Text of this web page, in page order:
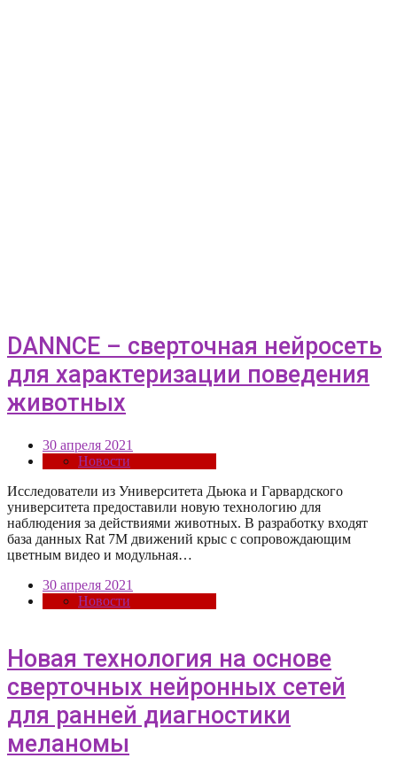
DANNCE – сверточная нейросеть
для характеризации поведения
животных
30 апреля 2021
Новости
Исследователи из Университета Дьюка и Гарвардского
университета предоставили новую технологию для
наблюдения за действиями животных. В разработку входят
база данных Rat 7M движений крыс с сопровождающим
цветным видео и модульная…
30 апреля 2021
Новости
Новая технология на основе
сверточных нейронных сетей
для ранней диагностики
меланомы